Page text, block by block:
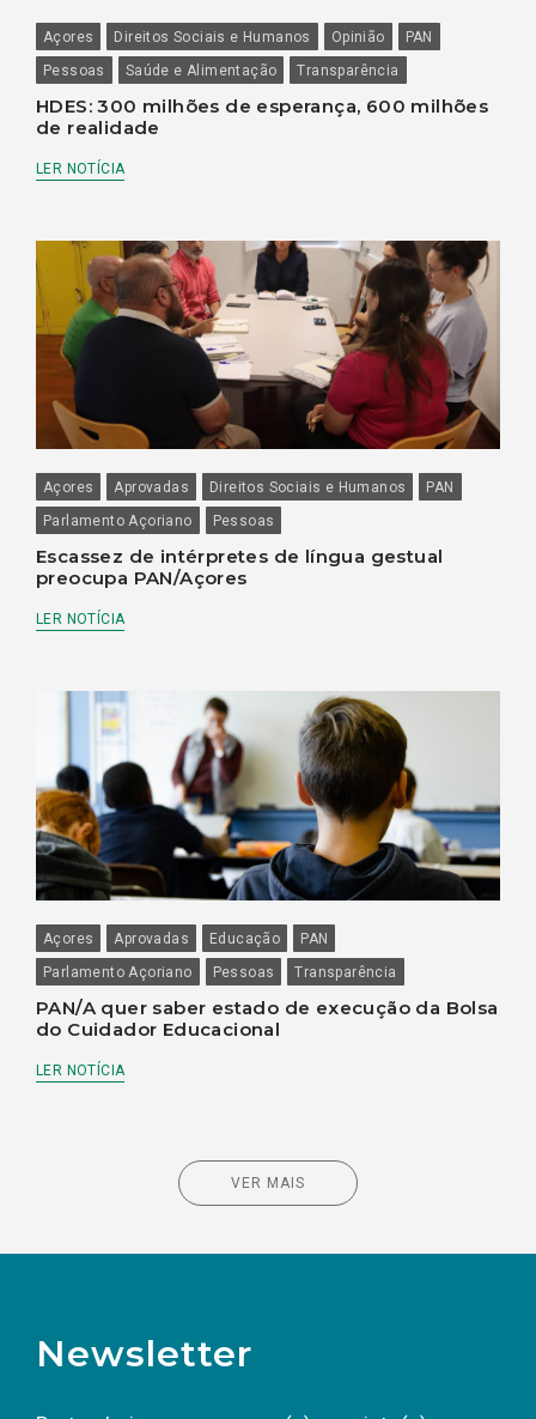
Açores Direitos Sociais e Humanos Opinião
PAN
Pessoas
Saúde e Alimentação Transparência
HDES: 300 milhões de esperança, 600 milhões
de realidade
LER NOTÍCIA
Açores Aprovadas Direitos Sociais e Humanos
PAN
Parlamento Açoriano
Pessoas
Escassez de intérpretes de língua gestual
preocupa PAN/Açores
LER NOTÍCIA
Açores Aprovadas Educação
PAN
Parlamento Açoriano
Pessoas Transparência
PAN/A quer saber estado de execução da Bolsa
do Cuidador Educacional
LER NOTÍCIA
VER MAIS
Newsletter
mail